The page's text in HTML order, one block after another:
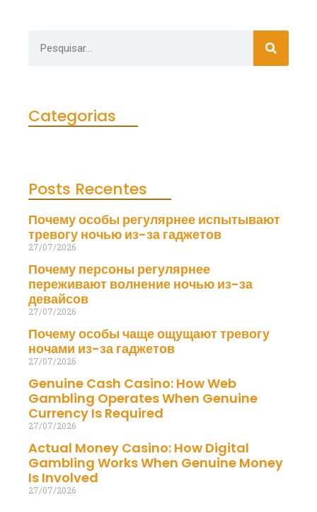
Categorias
Posts Recentes
Почему особы регулярнее испытывают
тревогу ночью из-за гаджетов
27/07/2026
Почему персоны регулярнее
переживают волнение ночью из-за
девайсов
27/07/2026
Почему особы чаще ощущают тревогу
ночами из-за гаджетов
27/07/2026
Genuine Cash Casino: How Web
Gambling Operates When Genuine
Currency Is Required
27/07/2026
Actual Money Casino: How Digital
Gambling Works When Genuine Money
Is Involved
27/07/2026